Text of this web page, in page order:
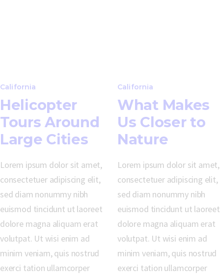
California
Helicopter
Tours Around
Large Cities
Lorem ipsum dolor sit amet,
consectetuer adipiscing elit,
sed diam nonummy nibh
euismod tincidunt ut laoreet
dolore magna aliquam erat
volutpat. Ut wisi enim ad
minim veniam, quis nostrud
exerci tation ullamcorper
California
What Makes
Us Closer to
Nature
Lorem ipsum dolor sit amet,
consectetuer adipiscing elit,
sed diam nonummy nibh
euismod tincidunt ut laoreet
dolore magna aliquam erat
volutpat. Ut wisi enim ad
minim veniam, quis nostrud
exerci tation ullamcorper